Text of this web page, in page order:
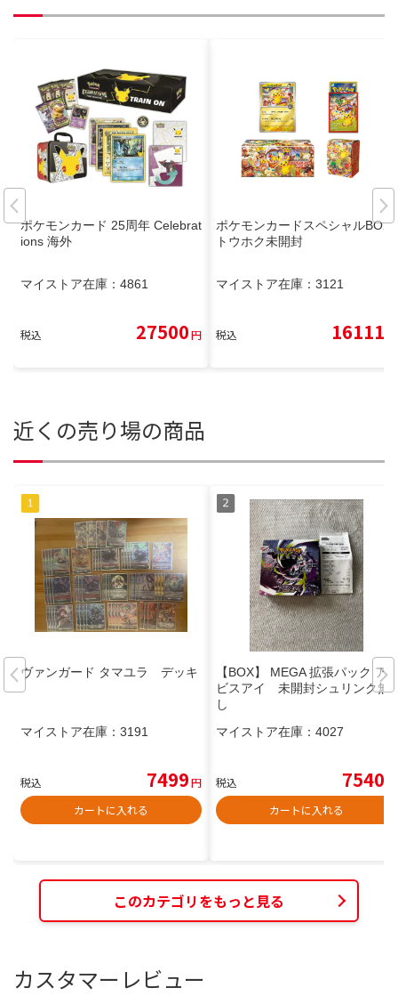
ポケモンカード 25周年 Celebrat
ions 海外
マイストア在庫： 4861
税込 27500円
ポケモンカードスペシャルBOX
トウホク未開封
マイストア在庫： 3121
税込 16111
近くの売り場の商品
ヴァンガード タマユラ デッキ
マイストア在庫： 3191
税込 7499円
カートに入れる
【BOX】 MEGA 拡張パック ア
ビスアイ 未開封シュリンク無
し
マイストア在庫： 4027
税込 7540
カートに入れる
このカテゴリをもっと見る
カスタマーレビュー